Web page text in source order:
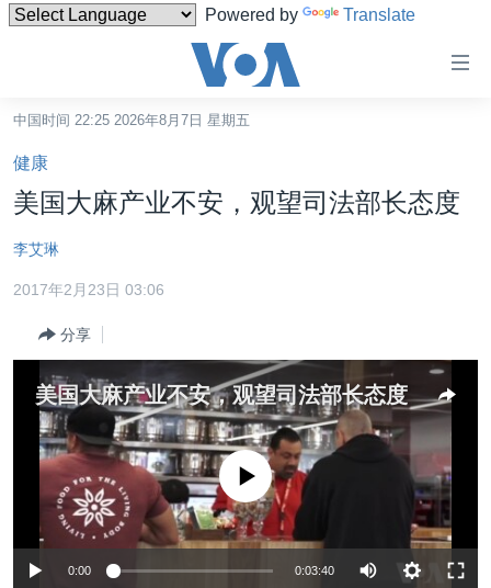
Powered by Translate
碍
链
接
跳
转
内
台湾
港澳
国际
最新国际新闻
印太
中东
欧洲
非洲
美洲
分类新闻
经济·金融·贸易
人权·法律·宗教
科教·文娱·体健
军事
劳工
美中关系
热点专题
白宫要闻
国会报道
美中关系
VOA视频
VOA今日焦点
中文广播
中国时间 22:25 2026年8月7日 星期五
健康
美国大麻产业不安，观望司法部长态度
李艾琳
2017年2月23日 03:06
分享
美国大麻产业不安，观望司法部长态度
没有媒体可用资源
0:00 0:03:40